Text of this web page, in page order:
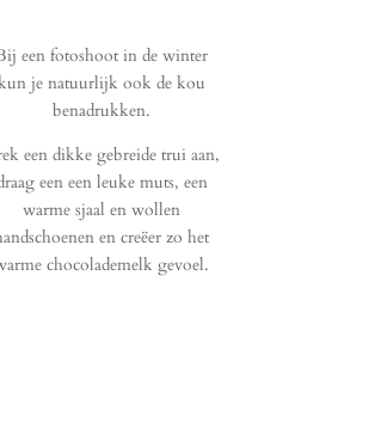
een fotoshoot in de winter
je natuurlijk ook de kou
benadrukken.
een dikke gebreide trui aan,
een een leuke muts, een
warme sjaal en wollen
en creëer zo het
chocolademelk gevoel.